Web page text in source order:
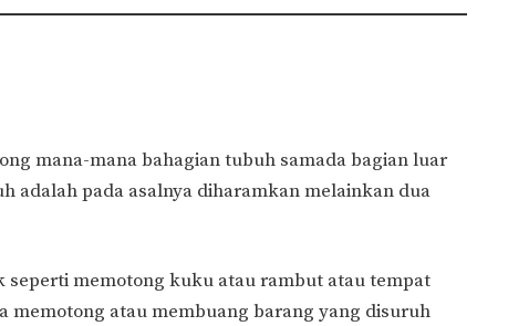
mana-mana bahagian tubuh samada bagian luar
adalah pada asalnya diharamkan melainkan dua
seperti memotong kuku atau rambut atau tempat
memotong atau membuang barang yang disuruh